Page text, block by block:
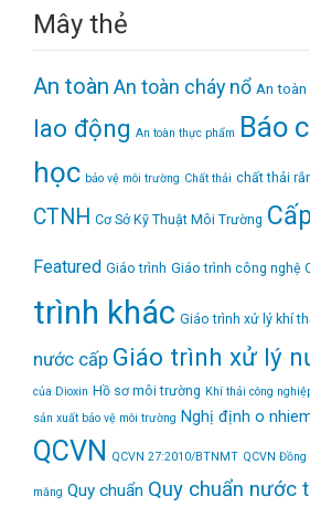
Mây thẻ
An toàn An toàn cháy nổ An
lao động An toàn thực phẩm Báo
học bảo vệ môi trường Chất thải chất thải
CTNH Cơ Sở Kỹ Thuật Môi Trường
Featured Giáo trình Giáo trình công nghệ
trình khác Giáo trình xử lý khí
nước cấp Giáo trình xử lý
của Dioxin Hồ sơ môi trường Khí thải công
sản xuất bảo vệ môi trường Nghị định o
QCVN QCVN 27:2010/BTNMT QCVN
măng Quy chuẩn Quy chuẩn nước